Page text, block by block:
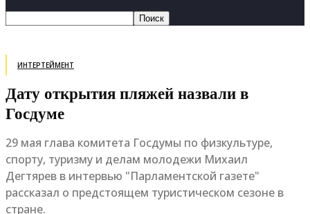
ИНТЕРТЕЙМЕНТ
Дату открытия пляжей назвали в
Госдуме
29 мая глава комитета Госдумы по физкультуре,
спорту, туризму и делам молодежи Михаил
Дегтярев в интервью "Парламентской газете"
рассказал о предстоящем туристическом сезоне в
стране.